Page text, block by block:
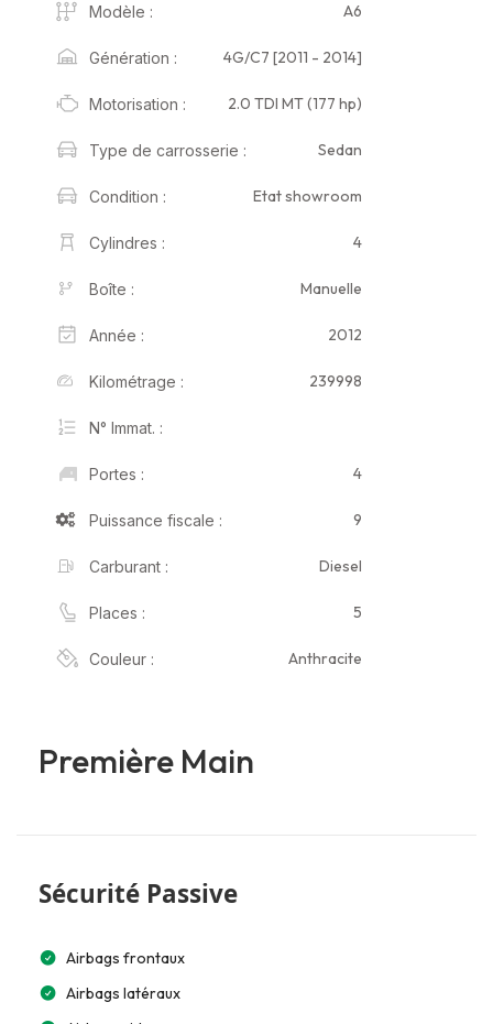
Modèle : A6
Génération : 4G/C7 [2011 - 2014]
Motorisation : 2.0 TDI MT (177 hp)
Type de carrosserie : Sedan
Condition : Etat showroom
Cylindres : 4
Boîte : Manuelle
Année : 2012
Kilométrage : 239998
N° Immat. :
Portes : 4
Puissance fiscale : 9
Carburant : Diesel
Places : 5
Couleur : Anthracite
Première Main
Sécurité Passive
Airbags frontaux
Airbags latéraux